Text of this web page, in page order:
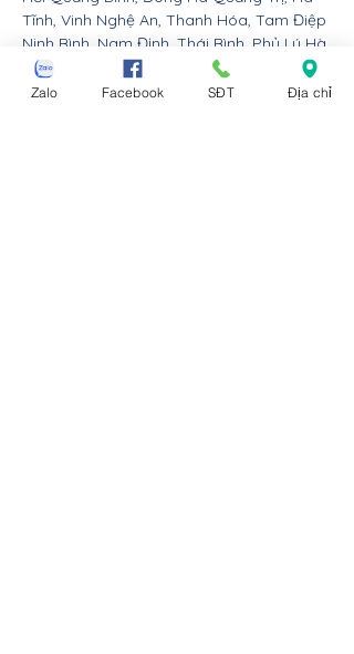
Tĩnh, Vinh Nghệ An, Thanh Hóa, Tam Điệp
Ninh Bình, Nam Định, Thái Bình, Phủ Lý Hà
Nam, Hưng Yên, quận Đồ Sơn Dương Kinh
Hải An Hồng Bàng Kiến An Lê Chân Ngô
Zalo Facebook SĐT Địa chỉ